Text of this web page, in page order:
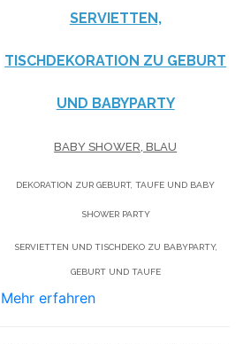
SERVIETTEN,
TISCHDEKORATION ZU GEBURT
UND BABYPARTY
BABY SHOWER, BLAU
DEKORATION ZUR GEBURT, TAUFE UND BABY
SHOWER PARTY
SERVIETTEN UND TISCHDEKO ZU BABYPARTY,
GEBURT UND TAUFE
Mehr erfahren